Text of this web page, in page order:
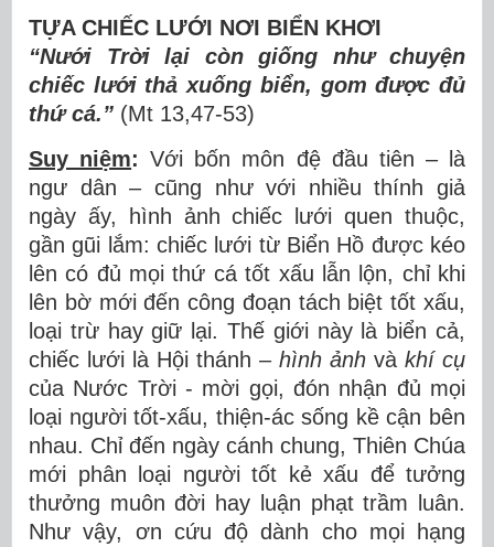
TỰA CHIẾC LƯỚI NƠI BIỂN KHƠI
“Nưới Trời lại còn giống như chuyện
chiếc lưới thả xuống biển, gom được đủ
thứ cá.” (Mt 13,47-53)
Suy niệm: Với bốn môn đệ đầu tiên – là
ngư dân – cũng như với nhiều thính giả
ngày ấy, hình ảnh chiếc lưới quen thuộc,
gần gũi lắm: chiếc lưới từ Biển Hồ được kéo
lên có đủ mọi thứ cá tốt xấu lẫn lộn, chỉ khi
lên bờ mới đến công đoạn tách biệt tốt xấu,
loại trừ hay giữ lại. Thế giới này là biển cả,
chiếc lưới là Hội thánh – hình ảnh và khí cụ
của Nước Trời - mời gọi, đón nhận đủ mọi
loại người tốt-xấu, thiện-ác sống kề cận bên
nhau. Chỉ đến ngày cánh chung, Thiên Chúa
mới phân loại người tốt kẻ xấu để tưởng
thưởng muôn đời hay luận phạt trầm luân.
Như vậy, ơn cứu độ dành cho mọi hạng